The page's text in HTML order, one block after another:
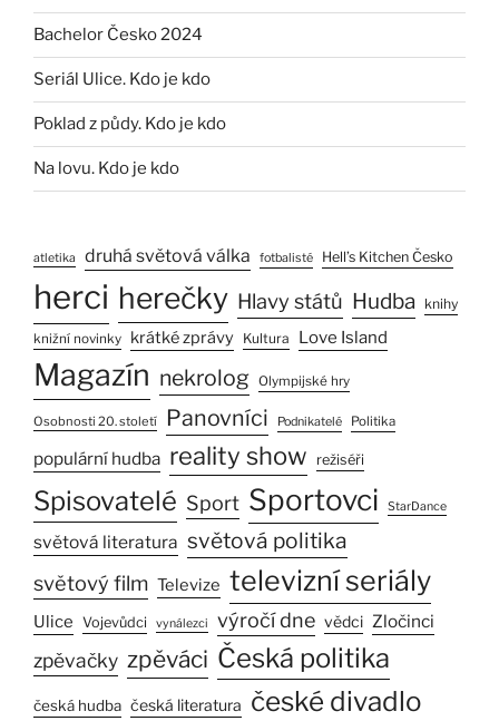
Bachelor Česko 2024
Seriál Ulice. Kdo je kdo
Poklad z půdy. Kdo je kdo
Na lovu. Kdo je kdo
atletika druhá světová válka fotbalisté Hell’s Kitchen Česko
herci herečky Hlavy států Hudba knihy
knižní novinky krátké zprávy Kultura Love Island
Magazín nekrolog Olympijské hry
Osobnosti 20. století Panovníci Podnikatelé Politika
populární hudba reality show režiséři
Spisovatelé Sport Sportovci StarDance
světová literatura světová politika
světový film Televize televizní seriály
Ulice Vojevůdci vynálezci výročí dne vědci Zločinci
zpěvačky zpěváci Česká politika
česká hudba česká literatura české divadlo